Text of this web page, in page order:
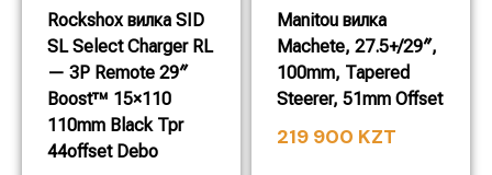
Rockshox вилка SID
SL Select Charger RL
— 3P Remote 29″
Boost™ 15×110
110mm Black Tpr
44offset Debo
Manitou вилка
Machete, 27.5+/29″,
100mm, Tapered
Steerer, 51mm Offset
219 900 KZT